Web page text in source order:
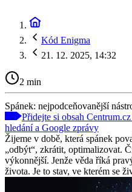
Kód Enigma
21. 12. 2025, 14:32
2 min
Spánek: nejpodceňovanější
Přidejte si obsah
hledání a Google zprávy
Žijeme v době, která spánek
„odbýt“, zkrátit, optimalizovat.
výkonnější. Jenže věda říká
života. Je to stav, ve kterém se